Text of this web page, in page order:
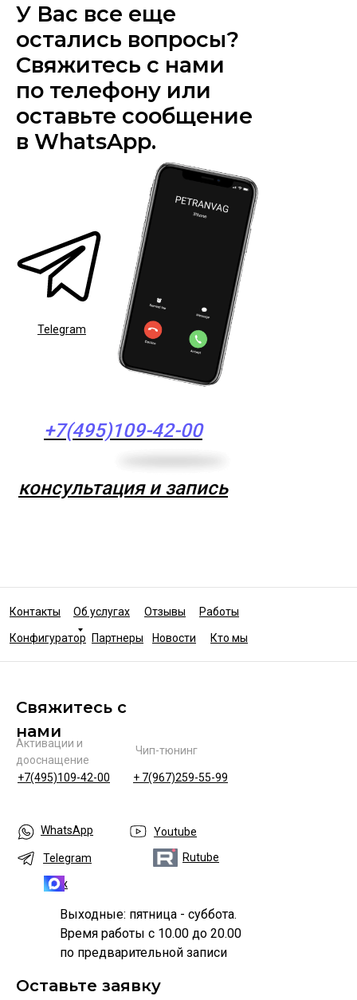
У Вас все еще
остались вопросы?
Свяжитесь с нами
по телефону или
оставьте сообщение
в WhatsApp.
Кто мы
Конфигуратор
Отзывы
Telegram
Об услугах
+7(495)109-42-00
консультация и запись
Работы
Партнеры Новости
Контакты
Чип-тюнинг
+ 7(967)259-55-99
Активации и
дооснащение
Оставьте заявку
Свяжитесь с
нами
WhatsApp
Telegram
Max
+7(495)109-42-00
Youtube
Rutube
Выходные: пятница - суббота.
Время работы с 10.00 до 20.00
по предварительной записи